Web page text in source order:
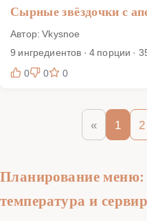
Сырные звёздочки с
Автор: Vkysnoe
9 ингредиентов · 4 порции ·
0
0 0
« 1 2
Планирование
температура и